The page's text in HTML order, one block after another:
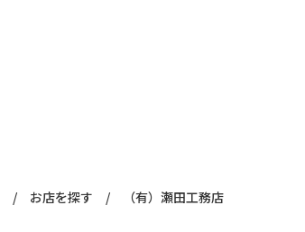
/ お店を探す / （有）瀬田工務店